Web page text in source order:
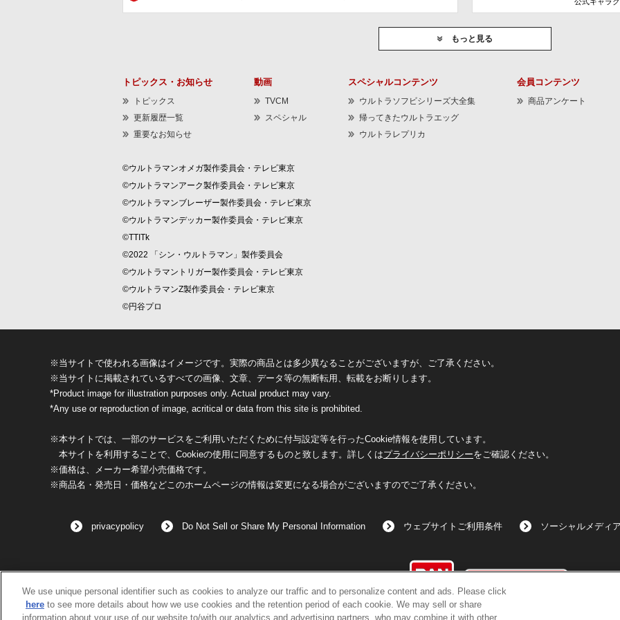
もっと見る
トピックス・お知らせ
トピックス
更新履歴一覧
重要なお知らせ
動画
TVCM
スペシャル
スペシャルコンテンツ
ウルトラソフビシリーズ大全集
帰ってきたウルトラエッグ
ウルトラレプリカ
会員コンテンツ
商品アンケート
©ウルトラマンオメガ製作委員会・テレビ東京
©ウルトラマンアーク製作委員会・テレビ東京
©ウルトラマンブレーザー製作委員会・テレビ東京
©ウルトラマンデッカー製作委員会・テレビ東京
©TTITk
©2022 「シン・ウルトラマン」製作委員会
©ウルトラマントリガー製作委員会・テレビ東京
©ウルトラマンZ製作委員会・テレビ東京
©円谷プロ
※当サイトで使われる画像はイメージです。実際の商品とは多少異なることがございますが、ご了承ください。
※当サイトに掲載されているすべての画像、文章、データ等の無断転用、転載をお断りします。
*Product image for illustration purposes only. Actual product may vary.
*Any use or reproduction of image, acritical or data from this site is prohibited.
※本サイトでは、一部のサービスをご利用いただくために付与設定等を行ったCookie情報を使用しています。
本サイトを利用することで、Cookieの使用に同意するものと致します。詳しくはプライバシーポリシーをご確認ください。
※価格は、メーカー希望小売価格です。
※商品名・発売日・価格などこのホームページの情報は変更になる場合がございますのでご了承ください。
privacypolicy Do Not Sell or Share My Personal Information ウェブサイトご利用条件 ソーシャルメディ
We use unique personal identifier such as cookies to analyze our traffic and to personalize content and ads. Please click
here to see more details about how we use cookies and the retention period of each cookie. We may sell or share
information about your use of our website to/with our analytics and advertising partners, who may combine it with other